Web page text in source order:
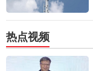
热点视频